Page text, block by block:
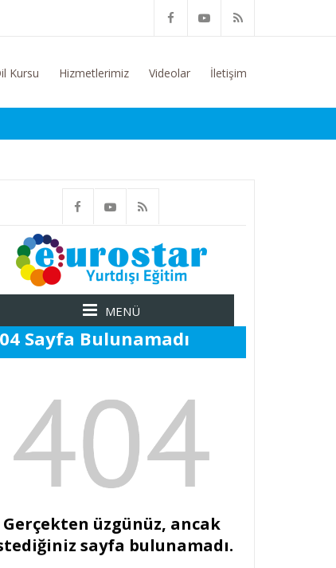
Genel Bilgi Talep Ediyorum
Kursu Hizmetlerimiz Videolar İletişim